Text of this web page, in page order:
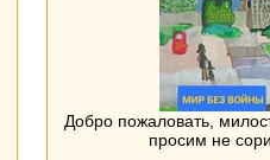
Добро пожаловать,
просим не